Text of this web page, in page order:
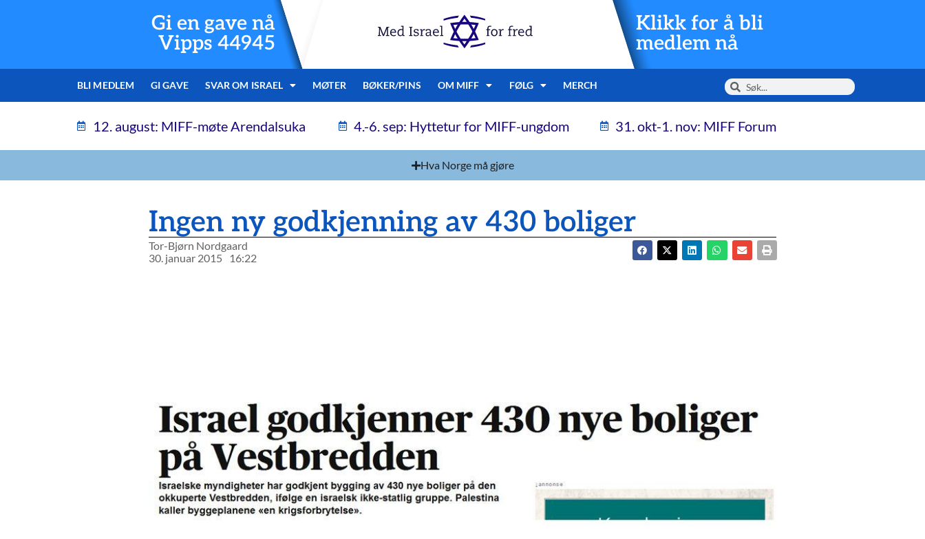
Gi en gave nå
Vipps 44945
Klikk for å bli
medlem nå
BLI MEDLEM GI GAVE SVAR OM ISRAEL MØTER BØKER/PINS OM MIFF FØLG MERCH
12. august: MIFF-møte Arendalsuka 4.-6. sep: Hyttetur for MIFF-ungdom 31. okt-1. nov: MIFF Forum
Hva Norge må gjøre
Ingen ny godkjenning av 430 boliger
Tor-Bjørn Nordgaard
30. januar 2015
16:22